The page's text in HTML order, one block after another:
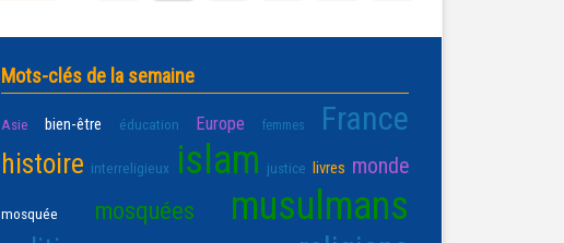
Mots-clés de la semaine
Asie bien-être éducation Europe femmes France
histoire interreligieux islam justice livres monde
mosquée mosquées musulmans